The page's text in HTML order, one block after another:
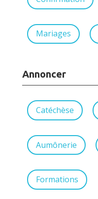
Mariages
Annoncer
Catéchèse
Aumônerie
Formations